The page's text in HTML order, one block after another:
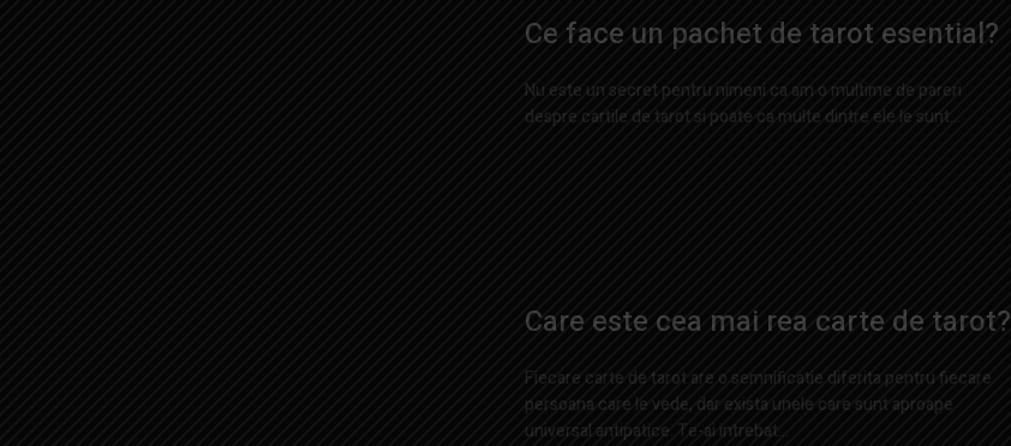
Ce face un pachet de tarot esential?
Nu este un secret pentru nimeni ca am o multime de pareri
despre cartile de tarot si poate ca multe dintre ele le sunt...
Care este cea mai rea carte de tarot?
Fiecare carte de tarot are o semnificatie diferita pentru fiecare
persoana care le vede, dar exista unele care sunt aproape
universal antipatice. Te-ai intrebat...